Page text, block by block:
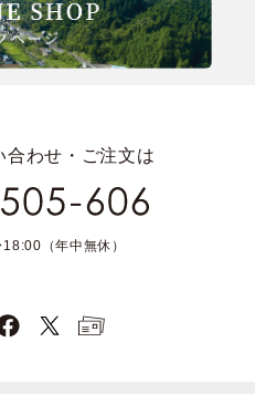
合わせ・ご注文は
（年中無休）